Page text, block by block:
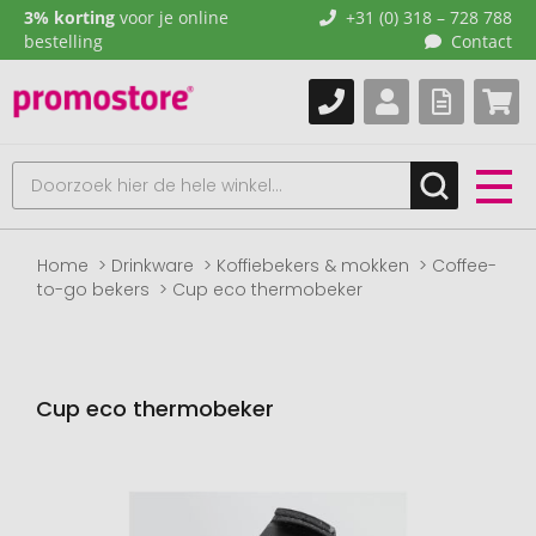
3% korting voor je online
bestelling
+31 (0) 318 – 728 788
Contact
Home Drinkware Koffiebekers & mokken
Coffee-
to-go bekers
Cup eco thermobeker
Cup eco thermobeker